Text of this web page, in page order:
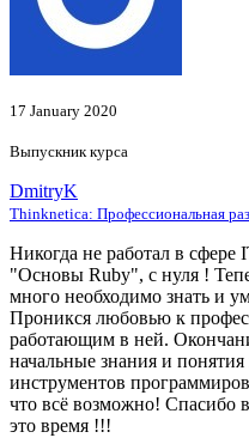
17 January 2020
Выпускник курса
DmitryK
Thinknetica: Профессиональная
Никогда не работал в сфере
"Основы Ruby", с нуля !
много необходимо знать и
Проникся любовью к
работающим в ней.
начальные знания и
инструментов
что всё возможно! Спасибо
это время !!!